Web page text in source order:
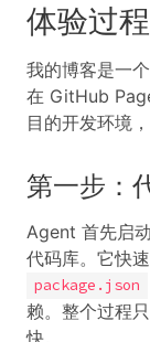
体验过程
我的博客是一
在 GitHub
目的开发环境
第一步：
Agent 首先启
代码库。它快
package.json
赖。整个过程
快。